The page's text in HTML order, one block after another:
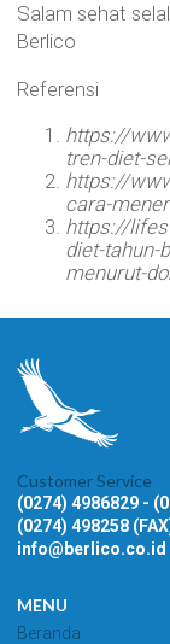
Salam sehat
Berlico
Referensi
https://
tren-diet-
https://
cara-
https://
diet-tahun-
menurut-
Customer Service
(0274) 4986829 -
(0274) 498258
info@berlico.co.id
MENU
Beranda